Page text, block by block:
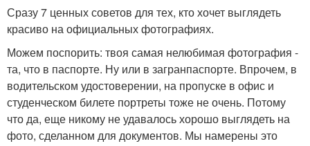
Сразу 7 ценных советов для тех, кто хочет выглядеть
красиво на официальных фотографиях.
Можем поспорить: твоя самая нелюбимая фотография -
та, что в паспорте. Ну или в загранпаспорте. Впрочем, в
водительском удостоверении, на пропуске в офис и
студенческом билете портреты тоже не очень. Потому
что да, еще никому не удавалось хорошо выглядеть на
фото, сделанном для документов. Мы намерены это